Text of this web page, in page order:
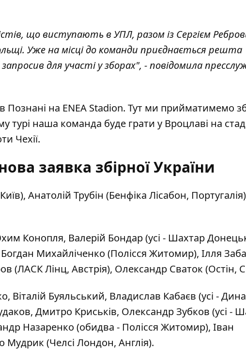
що виступають в УПЛ, разом із Сергієм
Уже на місці до команди приєднається решта
для участі у зборах", - повідомила
Познані на ENEA Stadion. Тут ми прийматимемо
турі наша команда буде грати у Вроцлаві на
Чехії.
заявка збірної України
Анатолій Трубін (Бенфіка Лісабон,
Конопля, Валерій Бондар (усі - Шахтар
Михайліченко (Полісся Житомир), Ілля
(ЛАСК Лінц, Австрія), Олександр Сваток (Остін,
Віталій Буяльський, Владислав Кабаєв (усі -
Дмитро Криськів, Олександр Зубков (усі -
Назаренко (обидва - Полісся Житомир), Іван
(Челсі Лондон, Англія).